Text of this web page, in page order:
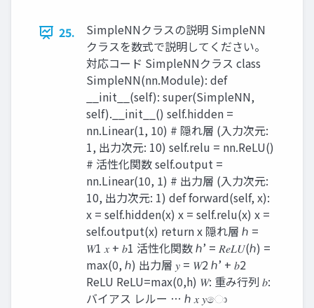
25.
SimpleNNクラスの説明 SimpleNN
クラスを数式で説明してください。
対応コード SimpleNNクラス class
SimpleNN(nn.Module): def
__init__(self): super(SimpleNN,
self).__init__() self.hidden =
nn.Linear(1, 10) # 隠れ層 (入力次元:
1, 出力次元: 10) self.relu = nn.ReLU()
# 活性化関数 self.output =
nn.Linear(10, 1) # 出力層 (入力次元:
10, 出力次元: 1) def forward(self, x):
x = self.hidden(x) x = self.relu(x) x =
self.output(x) return x 隠れ層 ℎ =
𝑊1 𝑥 + 𝑏1 活性化関数 ℎ’ = 𝑅𝑒𝐿𝑈(ℎ) =
max(0, ℎ) 出力層 𝑦 = 𝑊2 ℎ’ + 𝑏2
ReLU ReLU=max(0,h) 𝑊: 重み行列 𝑏:
バイアス レルー … ℎ 𝑥 𝑦ො